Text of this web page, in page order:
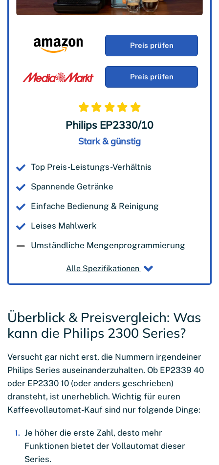
Philips EP2330/10
Stark & günstig
Top Preis-Leistungs-Verhältnis
Spannende Getränke
Einfache Bedienung & Reinigung
Leises Mahlwerk
Umständliche Mengenprogrammierung
Preis prüfen
Preis prüfen
Alle Spezifikationen
Überblick & Preisvergleich: Was
kann die Philips 2300 Series?
Versucht gar nicht erst, die Nummern irgendeiner
Philips Series auseinanderzuhalten. Ob EP2339 40
oder EP2330 10 (oder anders geschrieben)
dransteht, ist unerheblich. Wichtig für euren
Kaffeevollautomat-Kauf sind nur folgende Dinge:
Je höher die erste Zahl, desto mehr
Funktionen bietet der Vollautomat dieser
Series.